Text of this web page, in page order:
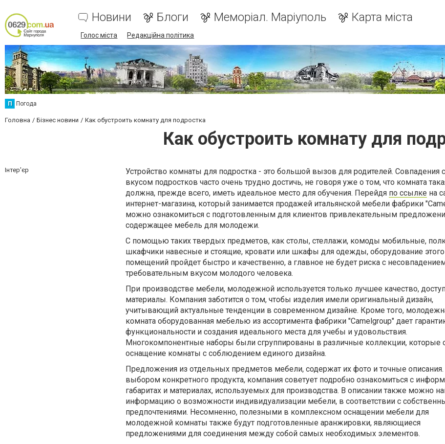
Новини Блоги Меморіал. Маріуполь Карта міста
Голос міста Редакційна політика
П Погода
Головна Бізнес новини Как обустроить комнату для подростка
Как обустроить комнату для
Інтер'єр
Устройство комнаты для подростка - это большой вызов для родителей. Совпадения
вкусом подростков часто очень трудно достичь, не говоря уже о том, что комната
должна, прежде всего, иметь идеальное место для обучения. Перейдя по ссылке на
интернет-магазина, который занимается продажей итальянской мебели фабрики
можно ознакомиться с подготовленным для клиентов привлекательным
содержащее мебель для молодежи.
С помощью таких твердых предметов, как столы, стеллажи, комоды мобильные,
шкафчики навесные и стоящие, кровати или шкафы для одежды, оборудование этого
помещений пройдет быстро и качественно, а главное не будет риска с
требовательным вкусом молодого человека.
При производстве мебели, молодежной используется только лучшее качество,
материалы. Компания заботится о том, чтобы изделия имели оригинальный дизайн,
учитывающий актуальные тенденции в современном дизайне. Кроме того,
комната оборудованная мебелью из ассортимента фабрики "Camelgroup" дает
функциональности и создания идеального места для учебы и удовольствия.
Многокомпонентные наборы были сгруппированы в различные коллекции, которые
оснащение комнаты с соблюдением единого дизайна.
Предложения из отдельных предметов мебели, содержат их фото и точные
выбором конкретного продукта, компания советует подробно ознакомиться с
габаритах и материалах, используемых для производства. В описании также можно
информацию о возможности индивидуализации мебели, в соответствии с
предпочтениями. Несомненно, полезными в комплексном оснащении мебели для
молодежной комнаты также будут подготовленные аранжировки, являющиеся
предложениями для соединения между собой самых необходимых элементов.